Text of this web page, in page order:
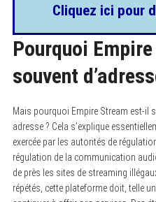
Cliquez ici pour
Pourquoi
souvent
Mais pourquoi Empire Stream est-il
adresse ? Cela s’explique
exercée par les autorités de
régulation de la communication
de près les sites de streaming
répétés, cette plateforme doit, telle